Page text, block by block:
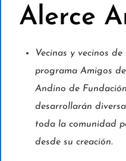
Alerce
Vecinas y vecinos
programa Amigos
Andino de
desarrollarán
toda la comunidad
desde su creación.